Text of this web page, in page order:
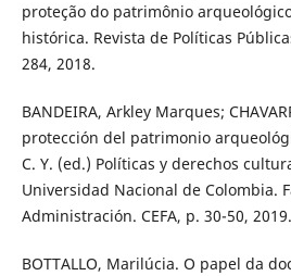
proteção do patrimônio
histórica. Revista de Políticas
284, 2018.
BANDEIRA, Arkley Marques;
protección del patrimonio
C. Y. (ed.) Políticas y derechos
Universidad Nacional de Colombia.
Administración. CEFA, p. 30-50, 2019.
BOTTALLO, Marilúcia. O papel da